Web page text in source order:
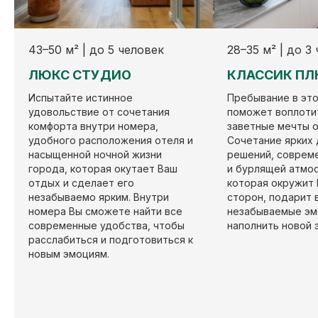
43–50 м² | до 5 человек
ЛЮКС СТУДИО
Испытайте истинное
удовольствие от сочетания
комфорта внутри номера,
удобного расположения отеля и
насыщенной ночной жизни
города, которая окутает Ваш
отдых и сделает его
незабываемо ярким. Внутри
номера Вы сможете найти все
современные удобства, чтобы
расслабиться и подготовиться к
новым эмоциям.
28–35 м² | до 3
КЛАССИК
Пребывание в
поможет
заветные мечты
Сочетание ярких
решений,
и бурлящей
которая окружит
сторон, подарит
незабываемые
наполнить новой
ВСЕ ОТЕЛИ СЕТИ УК ПРОВАНС
КАК НАС НАЙТИ?
Смотреть вакансии
ПОМОЧЬ С БРОНИРОВАНИЕМ